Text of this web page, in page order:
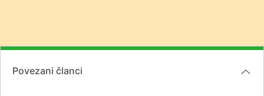
Povezani članci